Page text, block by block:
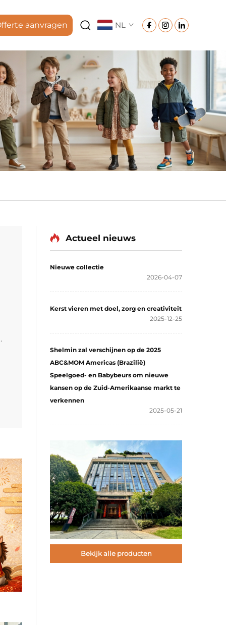
aanvragen NL
Actueel nieuws
Nieuwe collectie
2026-04-07
Kerst vieren met doel, zorg en creativiteit
2025-12-25
Shelmin zal verschijnen op de 2025
ABC&MOM Americas (Brazilië)
Speelgoed- en Babybeurs om nieuwe
kansen op de Zuid-Amerikaanse markt te
verkennen
2025-05-21
Bekijk alle producten